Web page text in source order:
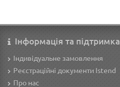
Інформація та підтримка
Індивідуальне замовлення
Реєстраційні документи Istend
Про нас